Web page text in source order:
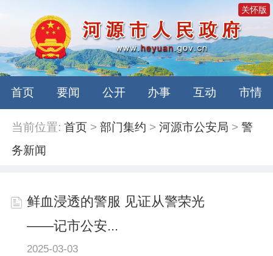
关怀版
首页 要闻 公开 办事 互动 市情
当前位置: 首页 >部门集约 >河源市公安局 >警
务新闻
鲜血浸透的警服 见证从警荣光
——记市公安...
2025-03-03